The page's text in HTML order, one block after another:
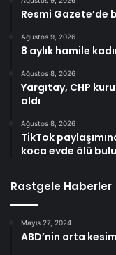
Resmi Gazete’de
Ağustos 9, 2026
8 aylık hamile
Ağustos 8, 2026
Yargıtay, CHP
aldı
Ağustos 8, 2026
TikTok
koca evde ölü
Rastgele Haberler
Mayıs 27, 2024
ABD’nin orta